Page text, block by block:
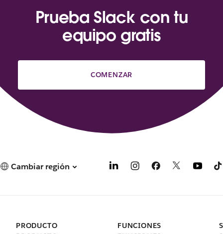
Prueba Slack con tu
equipo gratis
COMENZAR
Cambiar región
PRODUCTO
FUNCIONES